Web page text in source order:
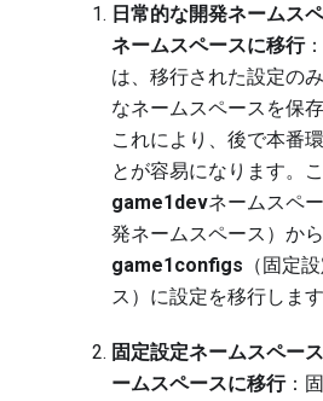
日常的な開発ネームス
ネームスペースに移行
は、移行された設定の
なネームスペースを保
これにより、後で本番
とが容易になります。こ
game1devネームスペ
発ネームスペース）から
game1configs （固定
ス）に設定を移行します
固定設定ネームスペー
ームスペースに移行：